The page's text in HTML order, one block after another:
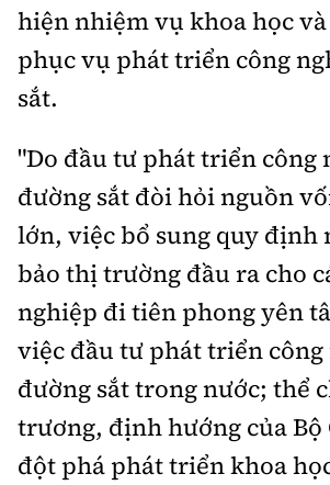
hiện nhiệm vụ khoa học
phục vụ phát triển công
sắt.
"Do đầu tư phát triển công
đường sắt đòi hỏi nguồn
lớn, việc bổ sung quy định
bảo thị trường đầu ra cho
nghiệp đi tiên phong yên
việc đầu tư phát triển
đường sắt trong nước; thể
trương, định hướng của
đột phá phát triển khoa